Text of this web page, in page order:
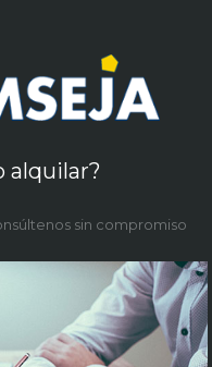
alquilar?
sin compromiso